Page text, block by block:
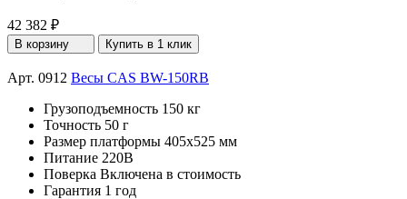
42 382 ₽
В корзину Купить в 1 клик
Арт. 0912 Весы CAS BW-150RB
Грузоподъемность 150 кг
Точность 50 г
Размер платформы 405х525 мм
Питание 220В
Поверка Включена в стоимость
Гарантия 1 год